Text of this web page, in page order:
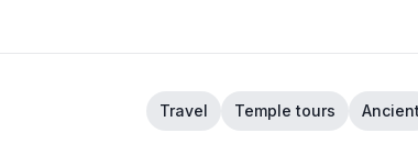
Travel Temple tours